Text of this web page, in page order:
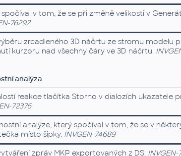
v tom, že se při změně velikosti v
76292
zrcadleného 3D náčrtu ze stromu modelu
kurzoru nad všechny čáry ve 3D náčrtu.
analýza
reakce tlačítka Storno v dialozích ukazatele
72376
analýze, který spočíval v tom, že se v
místo šipky. INVGEN-74689
zpráv MKP exportovaných z DS. INVGEN-